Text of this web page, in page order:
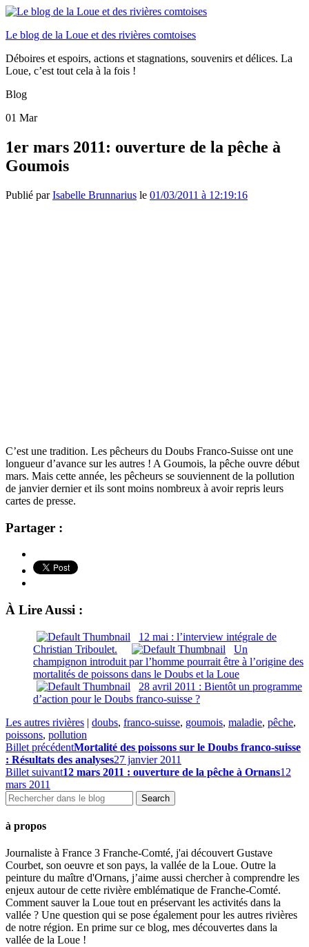
Le blog de la Loue et des rivières comtoises
Déboires et espoirs, actions et stagnations, souvenirs et délices. La
Loue, c’est tout cela à la fois !
Blog
01 Mar
1er mars 2011: ouverture de la pêche à
Goumois
Publié parIsabelle Brunnarius le 01/03/2011 à 12:19:16
C’est une tradition. Les pêcheurs du Doubs Franco-Suisse ont une
longueur d’avance sur les autres ! A Goumois, la pêche ouvre début
mars. Mais cette année, les pêcheurs se souviennent de la pollution
de janvier dernier et ils sont moins nombreux à avoir repris leurs
cartes de presse.
Partager :
À Lire Aussi :
12 mai : l’interview intégrale de
Christian Triboulet.
Un
champignon introduit par l’homme pourrait être à l’origine des
mortalités de poissons dans le Doubs et la Loue
28 avril 2011 : Bientôt un programme
d’action pour le Doubs franco-suisse ?
Les autres rivières | doubs, franco-suisse, goumois, maladie, pêche,
poissons, pollution
Billet précédentMortalité des poissons sur le Doubs franco-suisse
: Résultats des analyses27 janvier 2011
Billet suivant12 mars 2011 : ouverture de la pêche à Ornans12
mars 2011
à propos
Journaliste à France 3 Franche-Comté, j'ai découvert Gustave
Courbet, son oeuvre et son pays, la vallée de la Loue. Outre la
peinture du maître d'Ornans, j’aime aussi chercher à comprendre les
enjeux autour de cette rivière emblématique de Franche-Comté.
Comment sauver la Loue tout en préservant les activités dans la
vallée ? Une question qui se pose également pour les autres rivières
de notre région. En prime sur ce blog, mes découvertes dans la
vallée de la Loue !